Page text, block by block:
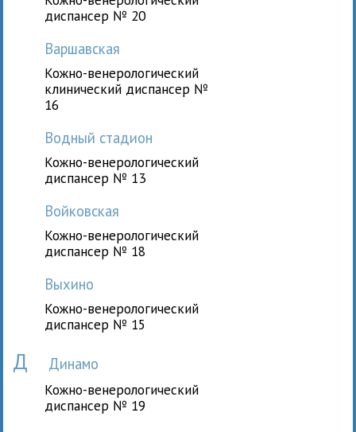
диспансер № 20
Варшавская
Кожно-венерологический
клинический диспансер №
16
Водный стадион
Кожно-венерологический
диспансер № 13
Войковская
Кожно-венерологический
диспансер № 18
Выхино
Кожно-венерологический
диспансер № 15
Д Динамо
Кожно-венерологический
диспансер № 19